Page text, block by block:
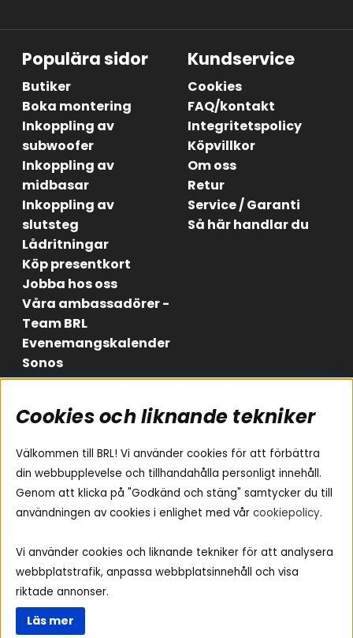
Populära sidor
Butiker
Boka montering
Inkoppling av
subwoofer
Inkoppling av
midbasar
Inkoppling av
slutsteg
Lådritningar
Köp presentkort
Jobba hos oss
Våra ambassadörer -
Team BRL
Evenemangskalender
Sonos
Kundservice
Cookies
FAQ/kontakt
Integritetspolicy
Köpvillkor
Om oss
Retur
Service / Garanti
Så här handlar du
Områden
Billjud
Hemmaljud
Medarbetare
Vad passar i min bil
Yamaha Musiccast
Ljud till A-traktorn
Ljud till båten
Ljud till lastbil
Ljus till A-traktorn
Visselblåsning
Följ oss
Instagram
Facebook
Youtube
Cookies och liknande tekniker
Välkommen till BRL! Vi använder cookies för att förbättra
din webbupplevelse och tillhandahålla personligt innehåll.
Genom att klicka på "Godkänd och stäng" samtycker du till
användningen av cookies i enlighet med vår cookiepolicy.
Vi använder cookies och liknande tekniker för att analysera
webbplatstrafik, anpassa webbplatsinnehåll och visa
riktade annonser.
Läs mer